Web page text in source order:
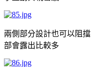
兩側部分設計也可以阻
部會露出比較多